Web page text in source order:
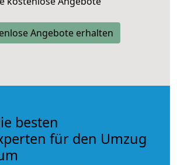
Angebote erhalten
besten
für den Umzug